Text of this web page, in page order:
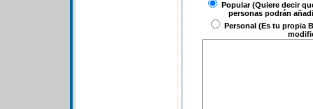
Popular(Quiere decir
personas podrán
Personal (Es tu propia